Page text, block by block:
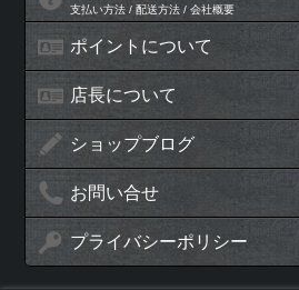
支払い方法 / 配送方法 / 会社概要
ポイントについて
店長について
ショップブログ
お問い合せ
プライバシーポリシー